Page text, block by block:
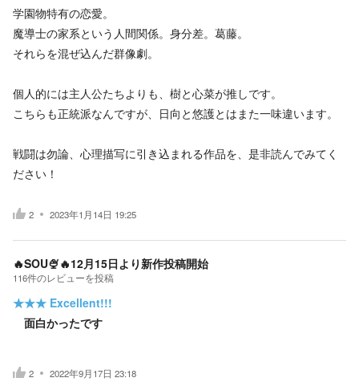
学園物特有の恋愛。
魔導士の家系という人間関係。身分差。葛藤。
それらを混ぜ込んだ群像劇。
個人的には主人公たちよりも、樹と心菜が推しです。
こちらも正統派なんですが、日向と悠護とはまた一味違います。
戦闘は勿論、心理描写に引き込まれる作品を、是非読んでみてく
ださい！
2 2023年1月14日 19:25
🔥SOU🍨🔥12月15日より新作投稿開始
116件のレビューを投稿
★★★ Excellent!!!
面白かったです
2 2022年9月17日 23:18